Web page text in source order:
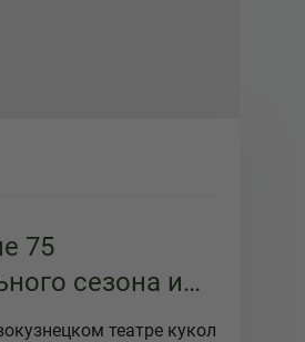
75
сезона и
юбилея
театре кукол